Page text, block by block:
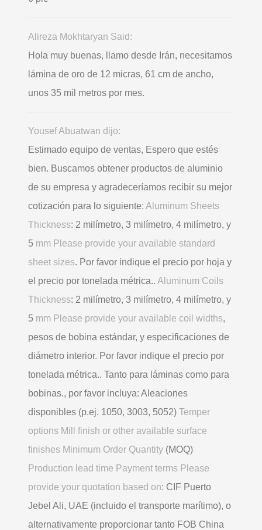
Alireza Mokhtaryan Said:
Hola muy buenas, llamo desde Irán, necesitamos
lámina de oro de 12 micras, 61 cm de ancho,
unos 35 mil metros por mes.
Yousef Abuatwan dijo:
Estimado equipo de ventas, Espero que estés
bien. Buscamos obtener productos de aluminio
de su empresa y agradeceríamos recibir su mejor
cotización para lo siguiente: Aluminum Sheets
Thickness: 2 milímetro, 3 milímetro, 4 milímetro, y
5 mm Please provide your available standard
sheet sizes. Por favor indique el precio por hoja y
el precio por tonelada métrica.. Aluminum Coils
Thickness: 2 milímetro, 3 milímetro, 4 milímetro, y
5 mm Please provide your available coil widths,
pesos de bobina estándar, y especificaciones de
diámetro interior. Por favor indique el precio por
tonelada métrica.. Tanto para láminas como para
bobinas., por favor incluya: Aleaciones
disponibles (p.ej. 1050, 3003, 5052) Temper
options Mill finish or other available surface
finishes Minimum Order Quantity (MOQ)
Production lead time Payment terms Please
provide your quotation based on: CIF Puerto
Jebel Ali, UAE (incluido el transporte marítimo), o
alternativamente proporcionar tanto FOB China